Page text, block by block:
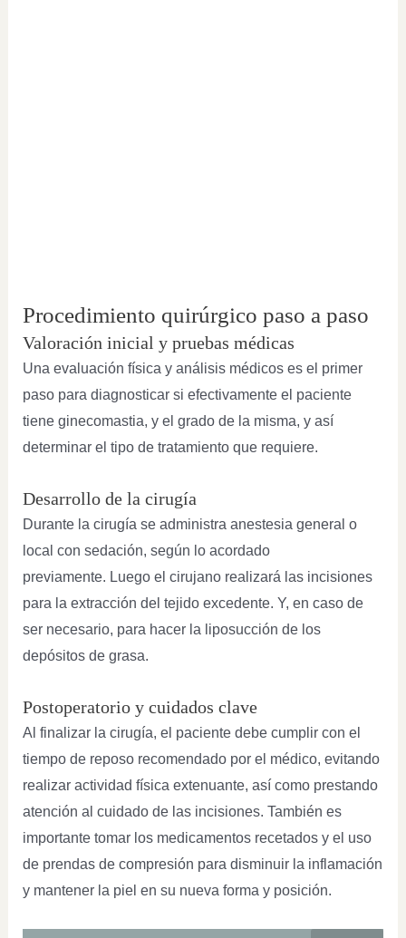
Procedimiento quirúrgico paso a paso
Valoración inicial y pruebas médicas
Una evaluación física y análisis médicos es el primer
paso para diagnosticar si efectivamente el paciente
tiene ginecomastia, y el grado de la misma, y así
determinar el tipo de tratamiento que requiere.
Desarrollo de la cirugía
Durante la cirugía se administra anestesia general o
local con sedación, según lo acordado
previamente. Luego el cirujano realizará las incisiones
para la extracción del tejido excedente. Y, en caso de
ser necesario, para hacer la liposucción de los
depósitos de grasa.
Postoperatorio y cuidados clave
Al finalizar la cirugía, el paciente debe cumplir con el
tiempo de reposo recomendado por el médico, evitando
realizar actividad física extenuante, así como prestando
atención al cuidado de las incisiones. También es
importante tomar los medicamentos recetados y el uso
de prendas de compresión para disminuir la inflamación
y mantener la piel en su nueva forma y posición.